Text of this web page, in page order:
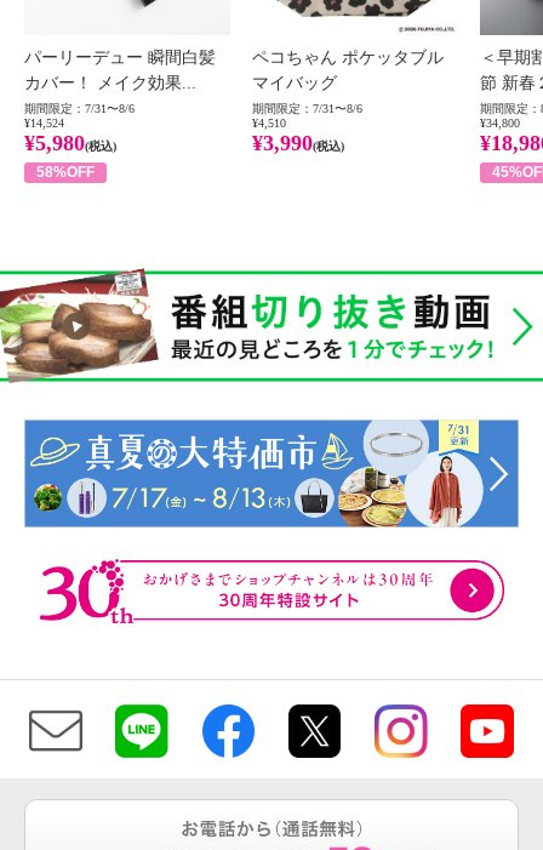
パーリーデュー 瞬間白髪
カバー！ メイク効果...
期間限定：7/31〜8/6
¥14,524
¥5,980(税込)
58%OFF
ペコちゃん ポケッタブル
マイバッグ
期間限定：7/31〜8/6
¥4,510
¥3,990(税込)
＜早期
節 新春
期間限定：
¥34,800